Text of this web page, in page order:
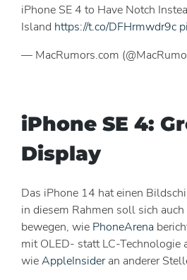
iPhone SE 4 to Have Notch
Island https://t.co/DFHrmwdr9c
— MacRumors.com
iPhone SE 4:
Display
Das iPhone 14 hat einen
in diesem Rahmen soll sich
bewegen, wie PhoneArena
mit OLED- statt LC-Technologie
wieAppleInsideran anderer